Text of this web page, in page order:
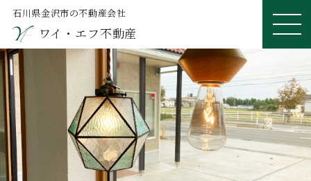
石川県金沢市の不動産会社
ワイ・エフ不動産
ME
NU